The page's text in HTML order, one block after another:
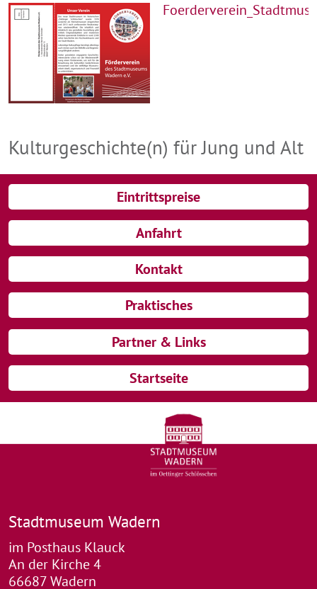
Kulturgeschichte(n) für Jung und Alt
Eintrittspreise
Anfahrt
Kontakt
Praktisches
Partner & Links
Startseite
Stadtmuseum Wadern
im Posthaus Klauck
An der Kirche 4
66687 Wadern